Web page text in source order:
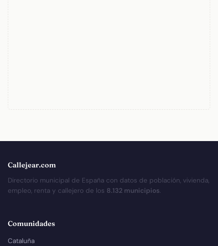
Callejear.com
Directorio municipal de España con datos de población, vivienda,
empleo, renta y callejero de los 8.132 municipios.
Comunidades
Cataluña